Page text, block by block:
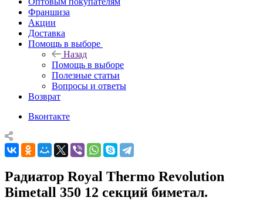
Франшиза
Акции
Доставка
Помощь в выборе
Назад
Помощь в выборе
Полезные статьи
Вопросы и ответы
Возврат
Вконтакте
Радиатор Royal Thermo Revolution
Bimetall 350 12 секций биметал.